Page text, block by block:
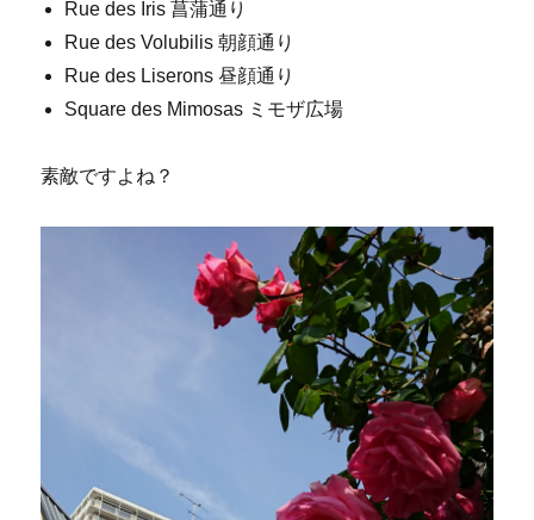
Rue des Iris 菖蒲通り
Rue des Volubilis 朝顔通り
Rue des Liserons 昼顔通り
Square des Mimosas ミモザ広場
素敵ですよね？